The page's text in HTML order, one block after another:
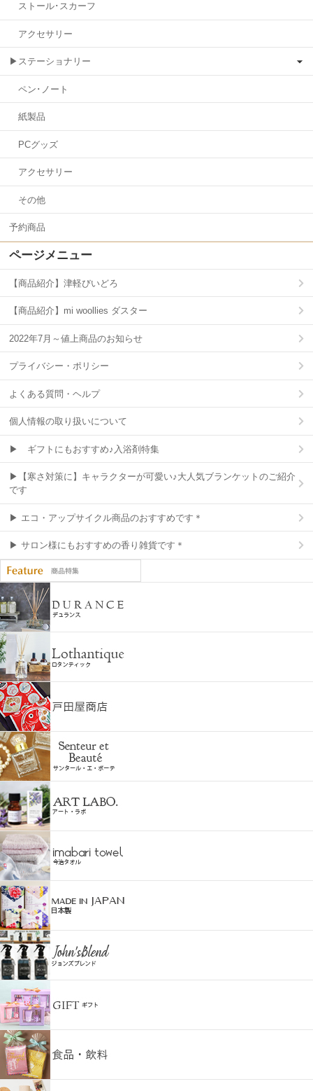
ストール･スカーフ
アクセサリー
▶ステーショナリー
ペン･ノート
紙製品
PCグッズ
アクセサリー
その他
予約商品
ページメニュー
【商品紹介】津軽びいどろ
【商品紹介】mi woollies ダスター
2022年7月～値上商品のお知らせ
プライバシー・ポリシー
よくある質問・ヘルプ
個人情報の取り扱いについて
▶ ギフトにもおすすめ♪入浴剤特集
▶【寒さ対策に】キャラクターが可愛い♪大人気ブランケットのご紹介
です
▶ エコ・アップサイクル商品のおすすめです＊
▶ サロン様にもおすすめの香り雑貨です＊